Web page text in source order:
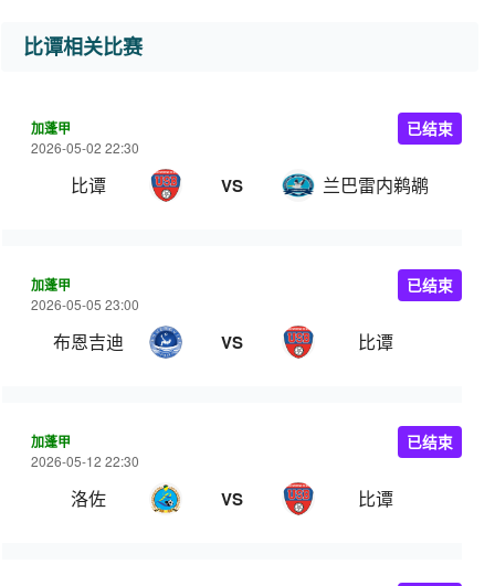
比谭相关比赛
加蓬甲
2026-05-02 22:30
比谭 VS 兰巴雷内鹈鹕
已结束
加蓬甲
2026-05-05 23:00
布恩吉迪 VS 比谭
已结束
加蓬甲
2026-05-12 22:30
洛佐 VS 比谭
已结束